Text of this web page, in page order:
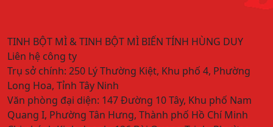
TINH BỘT MÌ & TINH BỘT MÌ BIẾN TÍNH HÙNG DUY
Liên hệ công ty
Trụ sở chính: 250 Lý Thường Kiệt, Khu phố 4, Phường
Long Hoa, Tỉnh Tây Ninh
Văn phòng đại diện: 147 Đường 10 Tây, Khu phố Nam
Quang I, Phường Tân Hưng, Thành phố Hồ Chí Minh